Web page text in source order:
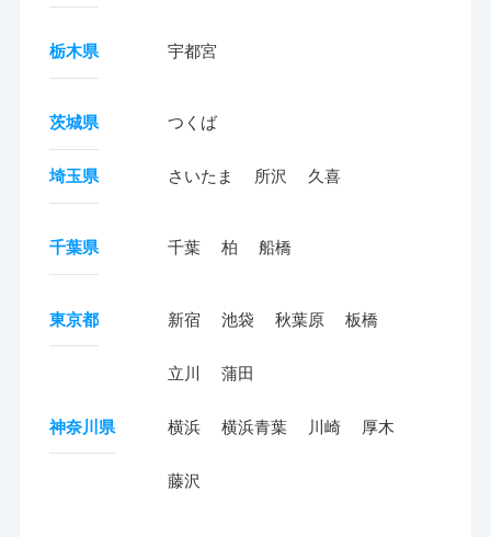
栃木県 宇都宮
茨城県 つくば
埼玉県 さいたま 所沢 久喜
千葉県 千葉 柏 船橋
東京都 新宿 池袋 秋葉原 板橋
立川 蒲田
神奈川県 横浜 横浜青葉 川崎 厚木
藤沢